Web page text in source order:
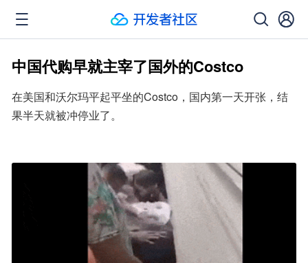
中国代购早就主宰了国外的Costco
在美国和沃尔玛平起平坐的Costco，国内第一天开张，结
果半天就被冲停业了。